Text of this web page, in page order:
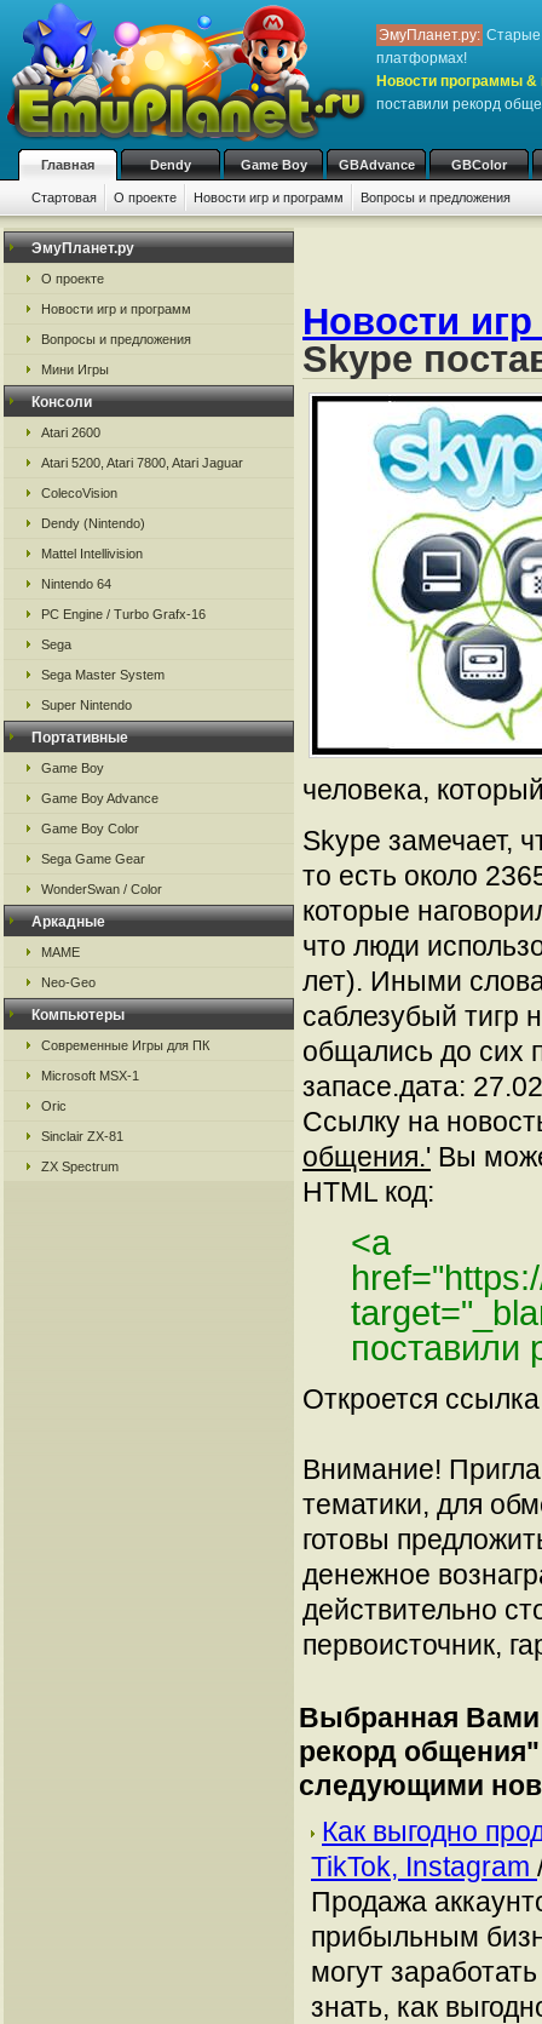
ЭмуПланет.ру: Старые
платформах!
Новости программы &
поставили рекорд
Главная Dendy Game Boy GBAdvance GBColor
Стартовая О проекте Новости игр и программ Вопросы и предложения
ЭмуПланет.ру
О проекте
Новости игр и программ
Вопросы и предложения
Мини Игры
Консоли
Atari 2600
Atari 5200, Atari 7800, Atari Jaguar
ColecoVision
Dendy (Nintendo)
Mattel Intellivision
Nintendo 64
PC Engine / Turbo Grafx-16
Sega
Sega Master System
Super Nintendo
Портативные
Game Boy
Game Boy Advance
Game Boy Color
Sega Game Gear
WonderSwan / Color
Аркадные
MAME
Neo-Geo
Компьютеры
Современные Игры для ПК
Microsoft MSX-1
Oric
Sinclair ZX-81
ZX Spectrum
Новости
Skype
человека,
Skype замечает,
то есть около
которые
что люди
лет). Иными
саблезубый тигр
общались до сих
запасе.дата:
Ссылку на
общения.' Вы
HTML код:
<a
поставили
Откроется
Внимание!
тематики, для
готовы
денежное
действительно
первоисточник,
Выбранная Вами
рекорд общения
следующими
Как выгодно
TikTok, Instagram
Продажа
прибыльным
могут
знать, как